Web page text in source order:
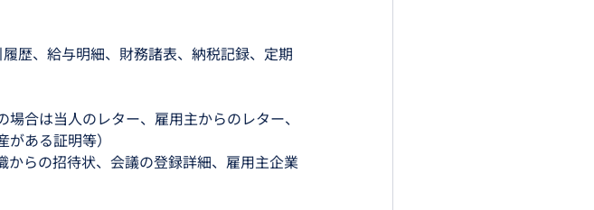
歴、給与明細、財務諸表、納税記録、定期
合は当人のレター、雇用主からのレター、
ある証明等）
からの招待状、会議の登録詳細、雇用主企業